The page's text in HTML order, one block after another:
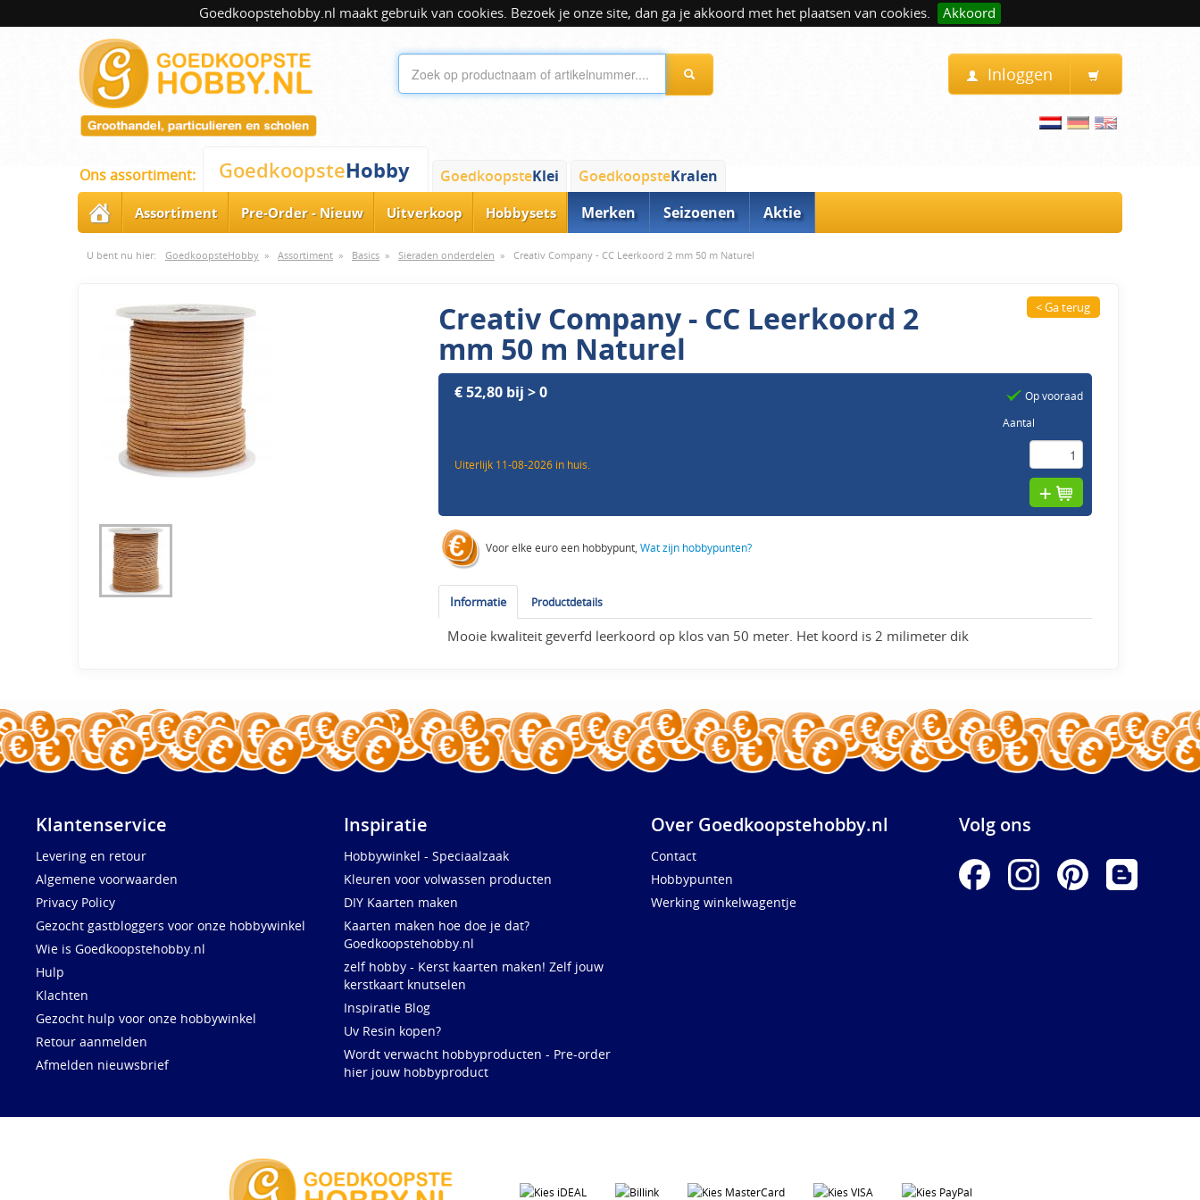
Goedkoopstehobby.nl maakt gebruik van cookies. Bezoek je onze site, dan ga je akkoord met het plaatsen van cookies. Akkoord
Inloggen
Ons assortiment: GoedkoopsteHobby GoedkoopsteKlei GoedkoopsteKralen
Assortiment Pre-Order - Nieuw Uitverkoop Hobbysets Merken Seizoenen Aktie
U bent nu hier: GoedkoopsteHobby » Assortiment » Basics » Sieraden onderdelen » Creativ Company - CC Leerkoord 2 mm 50 m Naturel
Creativ Company - CC Leerkoord 2
mm 50 m Naturel
< Ga terug
€ 52,80 bij > 0
Uiterlijk 11-08-2026 in huis.
Op vooraad
Aantal
Voor elke euro een hobbypunt,Wat zijn hobbypunten?
Informatie Productdetails
Mooie kwaliteit geverfd leerkoord op klos van 50 meter. Het koord is 2 milimeter dik
Klantenservice
Levering en retour
Algemene voorwaarden
Privacy Policy
Gezocht gastbloggers voor onze hobbywinkel
Wie is Goedkoopstehobby.nl
Hulp
Klachten
Gezocht hulp voor onze hobbywinkel
Retour aanmelden
Afmelden nieuwsbrief
Inspiratie
Hobbywinkel - Speciaalzaak
Kleuren voor volwassen producten
DIY Kaarten maken
Kaarten maken hoe doe je dat?
Goedkoopstehobby.nl
zelf hobby - Kerst kaarten maken! Zelf jouw
kerstkaart knutselen
Inspiratie Blog
Uv Resin kopen?
Wordt verwacht hobbyproducten - Pre-order
hier jouw hobbyproduct
Over Goedkoopstehobby.nl
Contact
Hobbypunten
Werking winkelwagentje
Volg ons